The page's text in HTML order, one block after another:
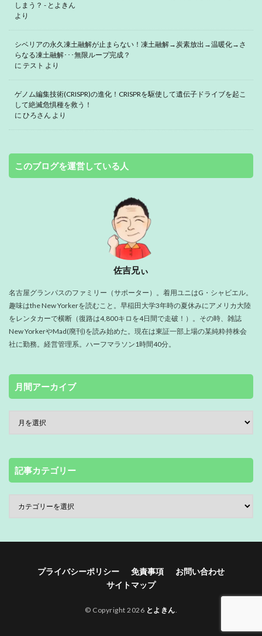
しまう？ - とよきん
より
シベリアの永久凍土融解が止まらない！凍土融解→炭素放出→温暖化→さ
らなる凍土融解･･･無限ループ完成？
に テスト より
ゲノム編集技術(CRISPR)の進化！CRISPRを駆使して遺伝子ドライブを起こ
して絶滅危惧種を救う！
に ひろさん より
このブログを運営している人
佐吉兄ぃ
名古屋グランパスのファミリー（サポーター）。着用ユニはG・シャビエル。
趣味はthe New Yorkerを読むこと。早稲田大学3年時の夏休みにアメリカ大陸
をレンタカーで横断（復路は4,800キロを4日間で走破！）。その時、雑誌
New YorkerやMad(廃刊)を読み始めた。現在は東証一部上場の某純粋持株会
社に勤務。経営管理系。ハーフマラソン1時間40分。
月間アーカイブ
記事カテゴリー
プライバシーポリシー 免責事項
お問い合わせ
サイトマップ
© Copyright 2026 とよきん.